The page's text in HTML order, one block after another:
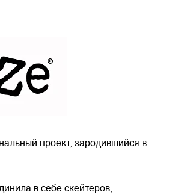
проект, зародившийся в
в себе скейтеров,